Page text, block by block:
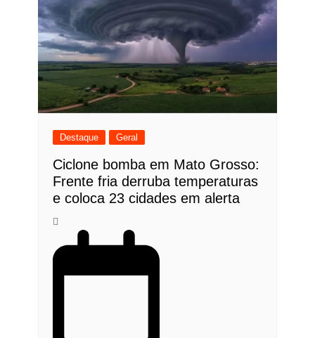
Destaque Geral
Ciclone bomba em Mato Grosso:
Frente fria derruba temperaturas
e coloca 23 cidades em alerta